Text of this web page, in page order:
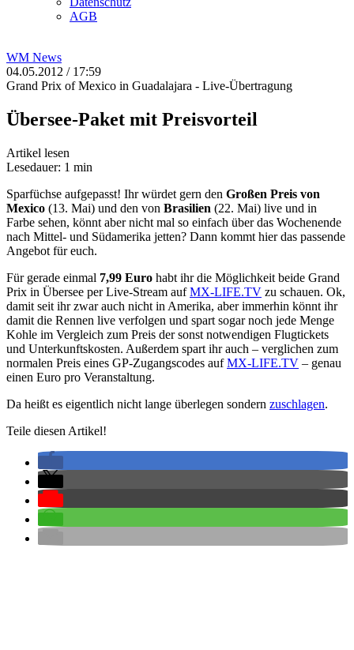
AGB
WM News
04.05.2012 / 17:59
Grand Prix of Mexico in Guadalajara - Live-Übertragung
Übersee-Paket mit Preisvorteil
Artikel lesen
Lesedauer: 1 min
Sparfüchse aufgepasst! Ihr würdet gern den Großen Preis von
Mexico (13. Mai) und den von Brasilien (22. Mai) live und in
Farbe sehen, könnt aber nicht mal so einfach über das Wochenende
nach Mittel- und Südamerika jetten? Dann kommt hier das passende
Angebot für euch.
Für gerade einmal 7,99 Euro habt ihr die Möglichkeit beide Grand
Prix in Übersee per Live-Stream aufMX-LIFE.TV zu schauen. Ok,
damit seit ihr zwar auch nicht in Amerika, aber immerhin könnt ihr
damit die Rennen live verfolgen und spart sogar noch jede Menge
Kohle im Vergleich zum Preis der sonst notwendigen Flugtickets
und Unterkunftskosten. Außerdem spart ihr auch – verglichen zum
normalen Preis eines GP-Zugangscodes aufMX-LIFE.TV – genau
einen Euro pro Veranstaltung.
Da heißt es eigentlich nicht lange überlegen sondern zuschlagen.
Teile diesen Artikel!